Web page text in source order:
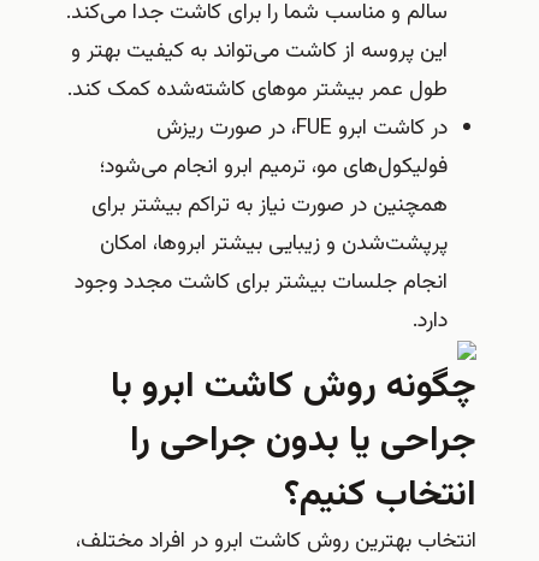
سالم و مناسب شما را برای کاشت جدا می‌کند.
این پروسه از کاشت می‌تواند به کیفیت بهتر و
طول عمر بیشتر موهای کاشته‌شده کمک کند.
در کاشت ابرو FUE، در صورت ریزش
فولیکول‌های مو، ترمیم ابرو انجام می‌شود؛
همچنین در صورت نیاز به تراکم بیشتر برای
پرپشت‌شدن و زیبایی بیشتر ابروها، امکان
انجام جلسات بیشتر برای کاشت مجدد وجود
روش کاشت ابرو با
یا بدون جراحی را
کنیم؟
بهترین روش کاشت ابرو در افراد مختلف،